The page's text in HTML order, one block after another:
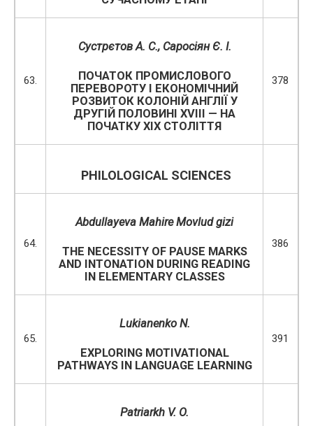
63.
Сустрєтов А. С., Саросіян Є. І.
ПОЧАТОК ПРОМИСЛОВОГО
ПЕРЕВОРОТУ І ЕКОНОМІЧНИЙ
РОЗВИТОК КОЛОНІЙ АНГЛІЇ У
ДРУГІЙ ПОЛОВИНІ XVIII — НА
ПОЧАТКУ XIX СТОЛІТТЯ
378
PHILOLOGICAL SCIENCES
64.
Abdullayeva Mahire Movlud gizi
THE NECESSITY OF PAUSE MARKS
AND INTONATION DURING READING
IN ELEMENTARY CLASSES
386
65.
Lukianenko N.
EXPLORING MOTIVATIONAL
PATHWAYS IN LANGUAGE LEARNING
391
Patriarkh V. O.